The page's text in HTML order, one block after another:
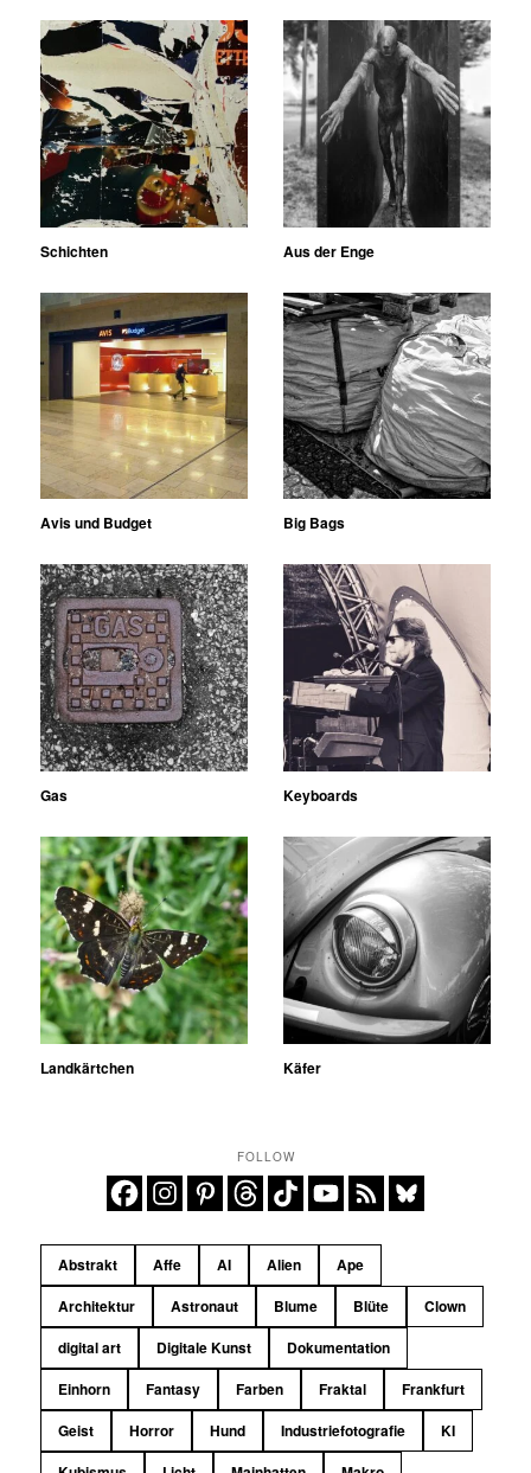
Schichten Aus der Enge
Avis und Budget Big Bags
Gas Keyboards
Landkärtchen Käfer
FOLLOW
Abstrakt Affe AI Alien
Ape
Architektur
Astronaut Blume Blüte
Clown
digital art
Digitale Kunst
Dokumentation
Einhorn
Fantasy Farben Fraktal
Frankfurt
Geist
Horror Hund Industriefotografie
KI